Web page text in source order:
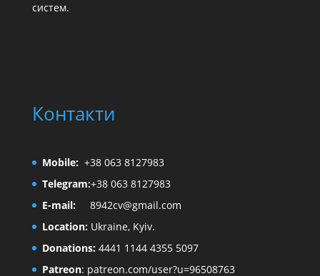
систем.
Контакти
Mobile: +38 063 8127983
Telegram:+38 063 8127983
E-mail:
8942cv@gmail.com
Location:Ukraine, Kyiv.
Donations:4441 1144 4355 5097
Patreon: patreon.com/user?u=96508763